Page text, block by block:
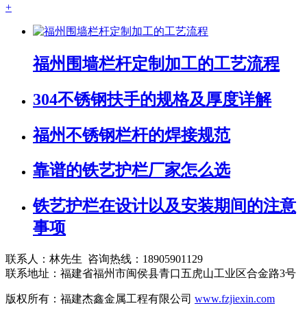
+
福州围墙栏杆定制加工的工艺流程
304不锈钢扶手的规格及厚度详解
福州不锈钢栏杆的焊接规范
靠谱的铁艺护栏厂家怎么选
铁艺护栏在设计以及安装期间的注意
事项
联系人：林先生 咨询热线：18905901129
联系地址：福建省福州市闽侯县青口五虎山工业区合金路3号
版权所有：福建杰鑫金属工程有限公司 www.fzjiexin.com